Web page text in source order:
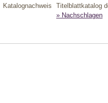
Katalognachweis
Titelblattkatalog
» Nachschlagen